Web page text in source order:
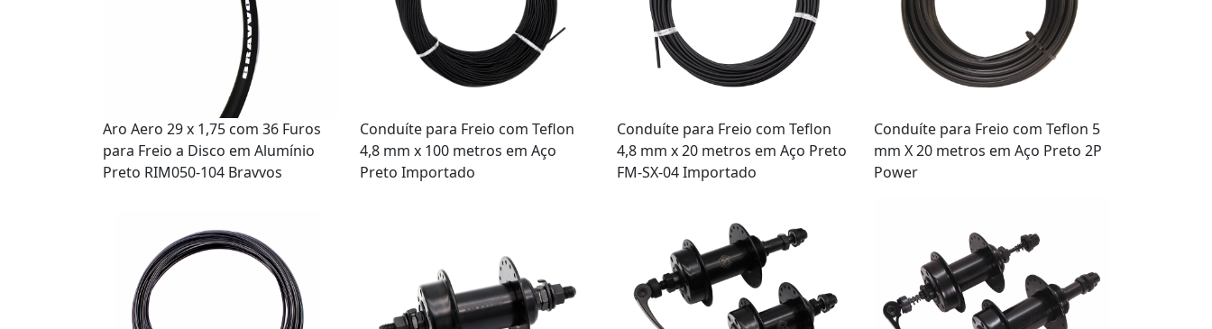
Aro Aero 29 x 1,75 com 36 Furos
para Freio a Disco em Alumínio
Preto RIM050-104 Bravvos
Conduíte para Freio com Teflon
4,8 mm x 100 metros em Aço
Preto Importado
Conduíte para Freio com Teflon
4,8 mm x 20 metros em Aço Preto
FM-SX-04 Importado
Conduíte para Freio com Teflon 5
mm X 20 metros em Aço Preto 2P
Power